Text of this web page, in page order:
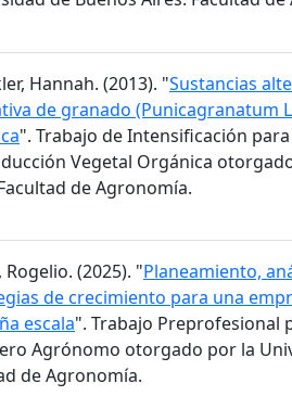
Hannah. (2013). "Sustancias
de granado (Punicagranatum
". Trabajo de Intensificación
Vegetal Orgánica
de Agronomía.
Rogelio. (2025). "Planeamiento,
de crecimiento para una
escala". Trabajo Preprofesional
Agrónomo otorgado por la
de Agronomía.